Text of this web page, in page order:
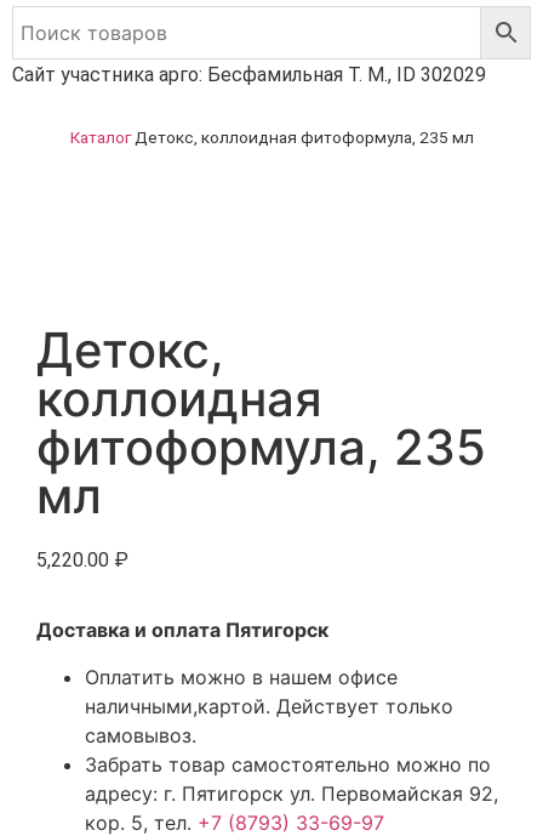
Сайт участника арго: Бесфамильная Т. М., ID 302029
Каталог Детокс, коллоидная фитоформула, 235 мл
Детокс,
коллоидная
фитоформула, 235
мл
5,220.00 ₽
Доставка и оплата Пятигорск
Оплатить можно в нашем офисе
наличными,картой. Действует только
самовывоз.
Забрать товар самостоятельно можно по
адресу: г. Пятигорск ул. Первомайская 92,
кор. 5, тел. +7 (8793) 33-69-97